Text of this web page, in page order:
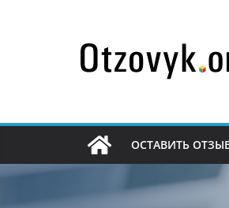
содержимому
ОСТАВИТЬ